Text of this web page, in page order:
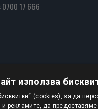
0700 17 666
използва
(cookies), за да
рекламите, да